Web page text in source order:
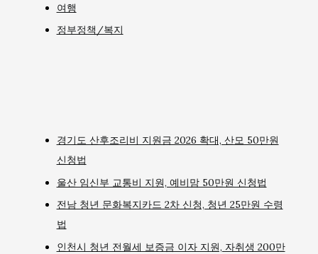
여행
정부정책/복지
경기도 산후조리비 지원금 2026 확대, 산모 50만원
신청법
울산 임신부 교통비 지원, 예비맘 50만원 신청법
전남 청년 문화복지카드 2차 신청, 청년 25만원 수령
법
인천시 청년 전월세 보증금 이자 지원, 자취생 200만